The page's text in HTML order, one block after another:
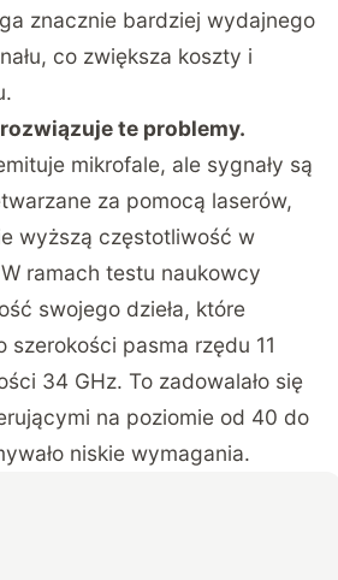
znacznie bardziej wydajnego
co zwiększa koszty i
te problemy.
mikrofale, ale sygnały są
za pomocą laserów,
wyższą częstotliwość w
ramach testu naukowcy
swojego dzieła, które
szerokości pasma rzędu 11
34 GHz. To zadowalało się
na poziomie od 40 do
niskie wymagania.